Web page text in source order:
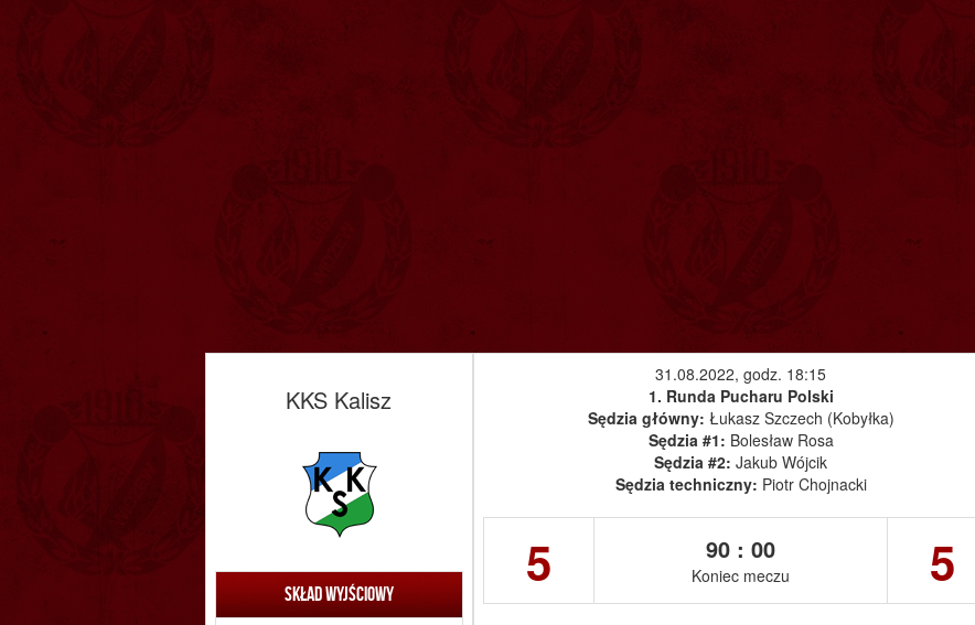
31.08.2022, godz. 18:15
1. Runda Pucharu Polski
Sędzia główny: Łukasz Szczech (Kobyłka)
Sędzia #1: Bolesław Rosa
Sędzia #2: Jakub Wójcik
Sędzia techniczny: Piotr Chojnacki
5 90 : 00
Koniec meczu 5
KKS Kalisz
Skład wyjściowy